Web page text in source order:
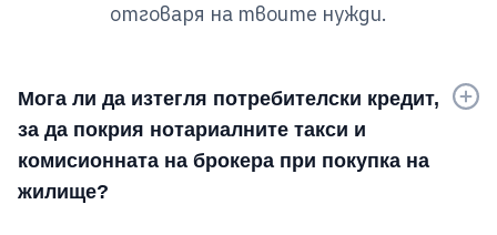
отговаря на твоите нужди.
Мога ли да изтегля потребителски кредит,
за да покрия нотариалните такси и
комисионната на брокера при покупка на
жилище?